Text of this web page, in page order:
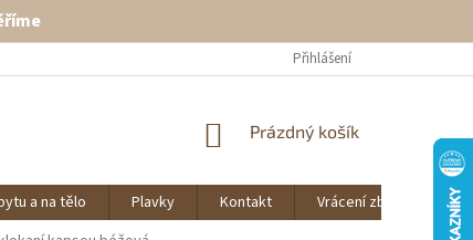
Přihlášení
NÁKUPNÍ
Prázdný košík
a na tělo Plavky Kontakt Vrácení zboží
O